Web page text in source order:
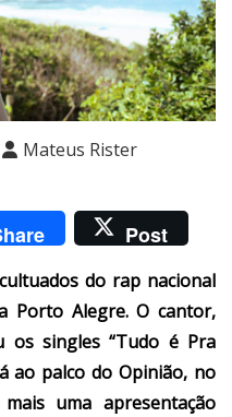
Mateus Rister
Post
do rap nacional
Porto Alegre. O cantor,
os singles “Tudo é Pra
ao palco do Opinião, no
uma apresentação